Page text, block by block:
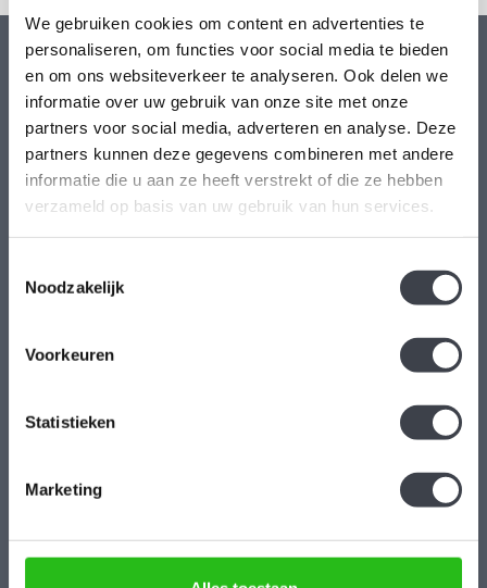
We gebruiken cookies om content en advertenties te
personaliseren, om functies voor social media te bieden
en om ons websiteverkeer te analyseren. Ook delen we
informatie over uw gebruik van onze site met onze
partners voor social media, adverteren en analyse. Deze
partners kunnen deze gegevens combineren met andere
informatie die u aan ze heeft verstrekt of die ze hebben
verzameld op basis van uw gebruik van hun services.
Noodzakelijk
Voorkeuren
Statistieken
Marketing
Kristal-Glas Leerdam
Kristal-Glas is de online Glas & Kristalwinkel voor al uw
Leerdamse Glaskunst en Kristal. Daarnaast kunt u ons
bezoeken in onze galerie te Leerdam. U bent van harte welkom!
Geopend: Wo t/m Vrijdag 13-17 uur Zaterdag 10-17 uur.
Reviews